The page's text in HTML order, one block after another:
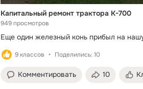
Капитальный ремонт трактора К-700
949 просмотров
Еще один железный конь прибыл на
9 классов Поделились: 10
Комментировать 10